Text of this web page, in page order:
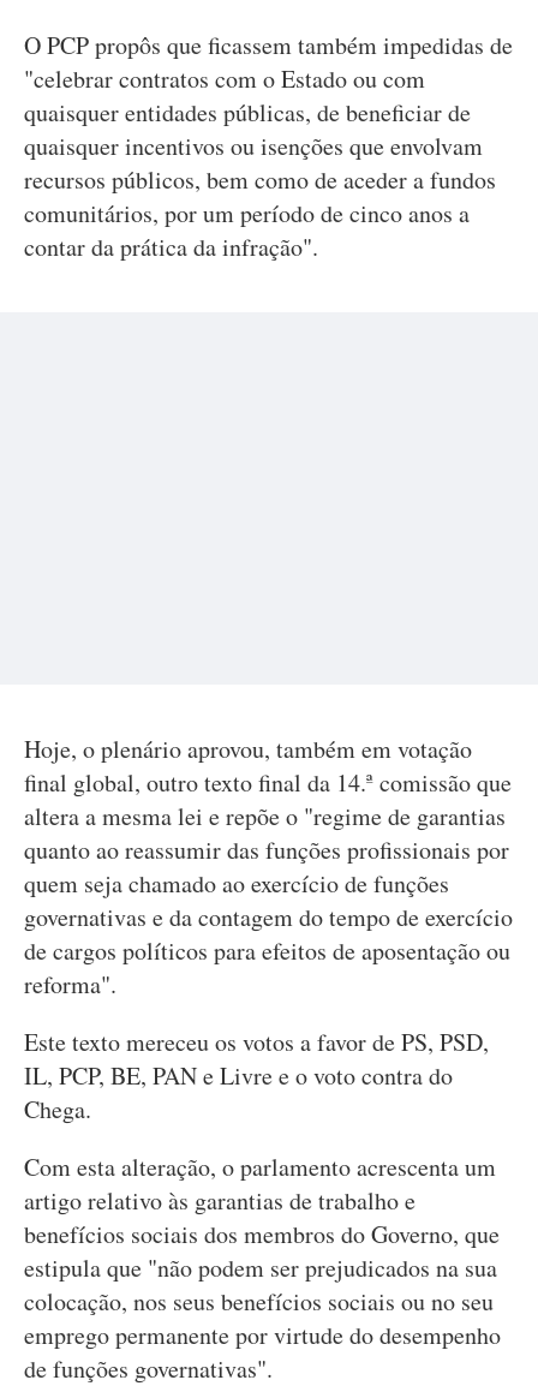
O PCP propôs que ficassem também impedidas de
"celebrar contratos com o Estado ou com
quaisquer entidades públicas, de beneficiar de
quaisquer incentivos ou isenções que envolvam
recursos públicos, bem como de aceder a fundos
comunitários, por um período de cinco anos a
contar da prática da infração".
Hoje, o plenário aprovou, também em votação
final global, outro texto final da 14.ª comissão que
altera a mesma lei e repõe o "regime de garantias
quanto ao reassumir das funções profissionais por
quem seja chamado ao exercício de funções
governativas e da contagem do tempo de exercício
de cargos políticos para efeitos de aposentação ou
reforma".
Este texto mereceu os votos a favor de PS, PSD,
IL, PCP, BE, PAN e Livre e o voto contra do
Chega.
Com esta alteração, o parlamento acrescenta um
artigo relativo às garantias de trabalho e
benefícios sociais dos membros do Governo, que
estipula que "não podem ser prejudicados na sua
colocação, nos seus benefícios sociais ou no seu
emprego permanente por virtude do desempenho
de funções governativas".